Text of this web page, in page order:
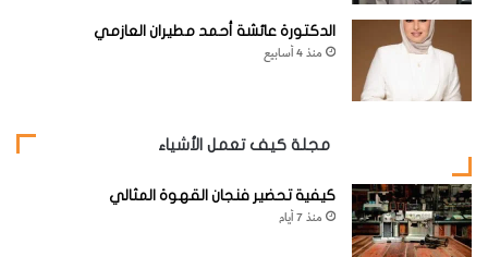
الدكتورة عائشة أحمد مطيران العازمي
منذ 4 أسابيع
مجلة كيف تعمل الأشياء
كيفية تحضير فنجان القهوة المثالي
منذ 7 أيام